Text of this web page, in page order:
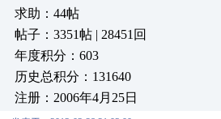
求助：44帖
帖子：3351帖 | 28451回
年度积分：603
历史总积分：131640
注册：2006年4月25日